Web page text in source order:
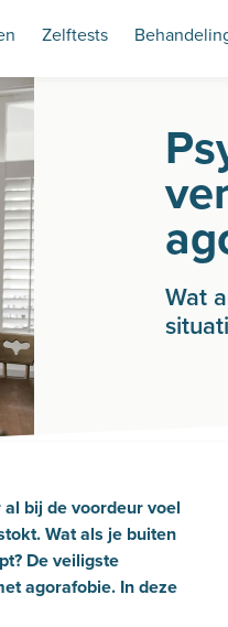
Zelftests
Wat
bij de voordeur voel
Wat als je buiten
De veiligste
agorafobie. In deze